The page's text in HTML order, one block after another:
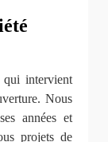
qui intervient
Nous
années et
projets de